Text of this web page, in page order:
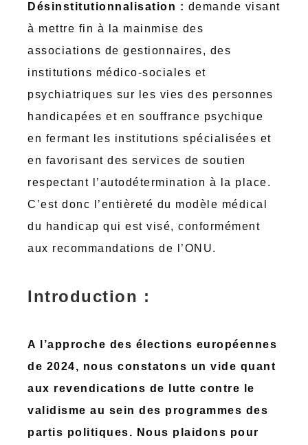
Désinstitutionnalisation : demande visant
à mettre fin à la mainmise des
associations de gestionnaires, des
institutions médico-sociales et
psychiatriques sur les vies des personnes
handicapées et en souffrance psychique
en fermant les institutions spécialisées et
en favorisant des services de soutien
respectant l’autodétermination à la place.
C’est donc l’entièreté du modèle médical
du handicap qui est visé, conformément
aux recommandations de l’ONU.
Introduction :
A l’approche des élections européennes
de 2024, nous constatons un vide quant
aux revendications de lutte contre le
validisme au sein des programmes des
partis politiques. Nous plaidons pour